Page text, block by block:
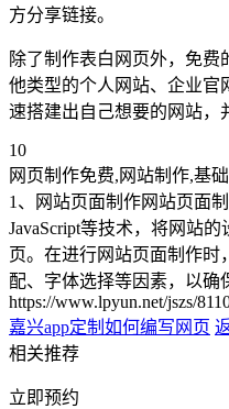
方分享链接。
除了制作表白网页外，免
他类型的个人网站、企业官
速搭建出自己想要的网站，
10
网页制作免费,网站制作,基
1、网站页面制作网站页面
JavaScript等技术，将网站
页。在进行网站页面制作时
配、字体选择等因素，以确
https://www.lpyun.net/jszs/
嘉兴app定制 如何编写网页
相关推荐
立即预约